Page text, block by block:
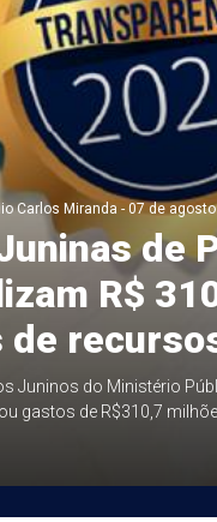
Carlos Miranda - 07 de
de
R$
de
Juninos do Ministério
gastos de R$310,7